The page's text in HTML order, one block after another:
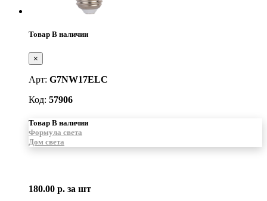
Товар В наличии
×
Арт: G7NW17ELC
Код: 57906
Товар В наличии
Формула света
Дом света
180.00 р. за шт